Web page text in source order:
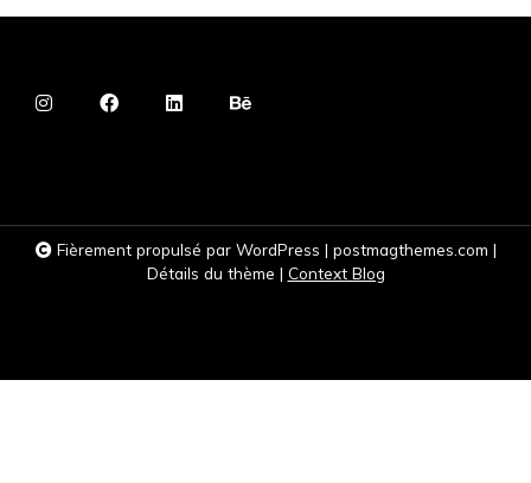
i
e
Fièrement propulsé par WordPress | postmagthemes.com |
Détails du thème | Context Blog